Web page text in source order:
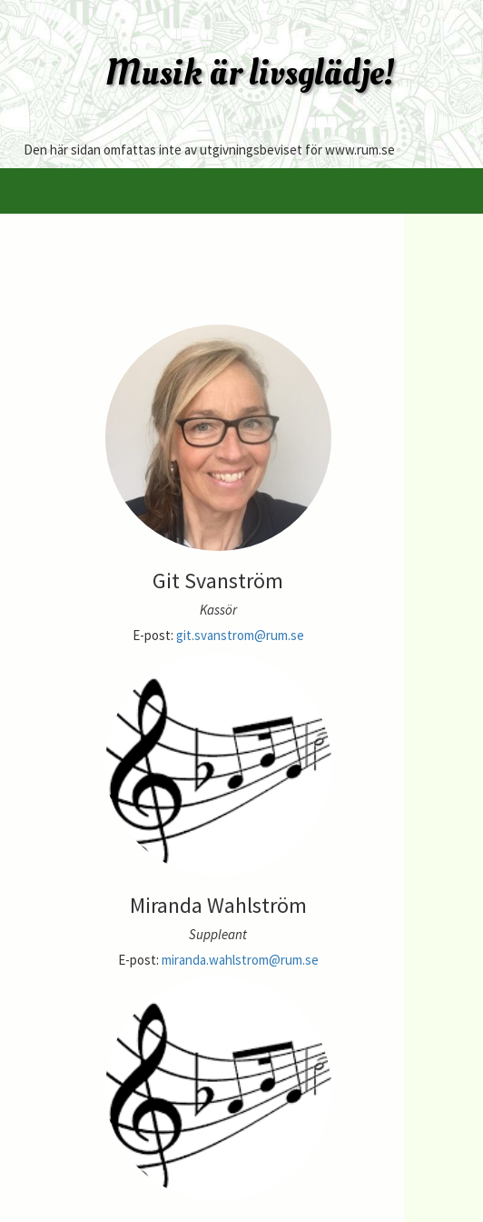
Musik är livsglädje!
Den här sidan omfattas inte av utgivningsbeviset för www.rum.se
Git Svanström
Kassör
E-post: git.svanstrom@rum.se
Miranda Wahlström
Suppleant
E-post: miranda.wahlstrom@rum.se